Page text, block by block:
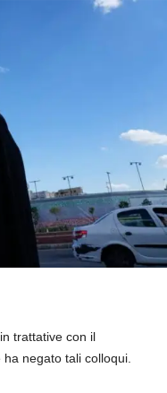
trattative con il
negato tali colloqui.